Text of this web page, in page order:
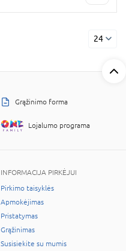
24
Grąžinimo forma
Lojalumo programa
INFORMACIJA PIRKĖJUI
Pirkimo taisyklės
Apmokėjimas
Pristatymas
Grąžinimas
Susisiekite su mumis